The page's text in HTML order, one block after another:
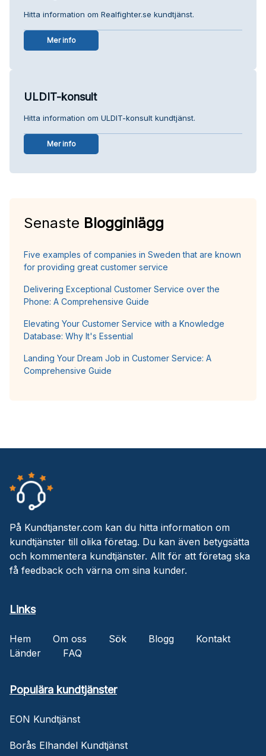
Hitta information om Realfighter.se kundtjänst.
Mer info
ULDIT-konsult
Hitta information om ULDIT-konsult kundtjänst.
Mer info
Senaste Blogginlägg
Five examples of companies in Sweden that are known
for providing great customer service
Delivering Exceptional Customer Service over the
Phone: A Comprehensive Guide
Elevating Your Customer Service with a Knowledge
Database: Why It's Essential
Landing Your Dream Job in Customer Service: A
Comprehensive Guide
På Kundtjanster.com kan du hitta information om
kundtjänster till olika företag. Du kan även betygsätta
och kommentera kundtjänster. Allt för att företag ska
få feedback och värna om sina kunder.
Links
Hem Om oss Sök Blogg
Kontakt
Länder
FAQ
Populära kundtjänster
EON Kundtjänst
Borås Elhandel Kundtjänst